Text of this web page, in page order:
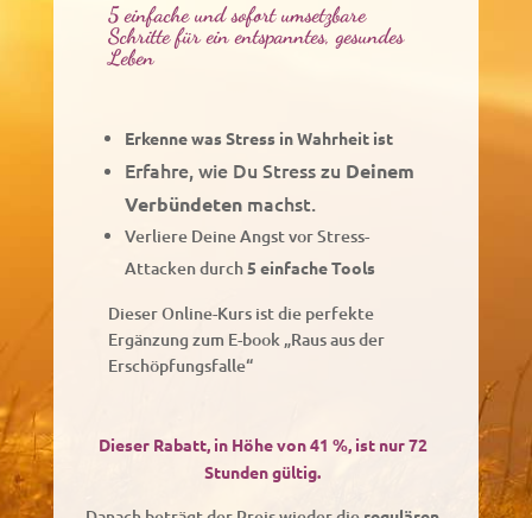
5 einfache und sofort umsetzbare
Schritte für ein entspanntes, gesundes
Leben
Erkenne was Stress in Wahrheit ist
Erfahre, wie Du Stress zu Deinem
Verbündetenmachst.
Verliere Deine Angst vor Stress-
Attacken durch5 einfache Tools
Dieser Online-Kurs ist die perfekte
Ergänzung zum E-book „Raus aus der
Erschöpfungsfalle“
Dieser Rabatt, in Höhe von 41 %, ist nur 72
Stunden gültig.